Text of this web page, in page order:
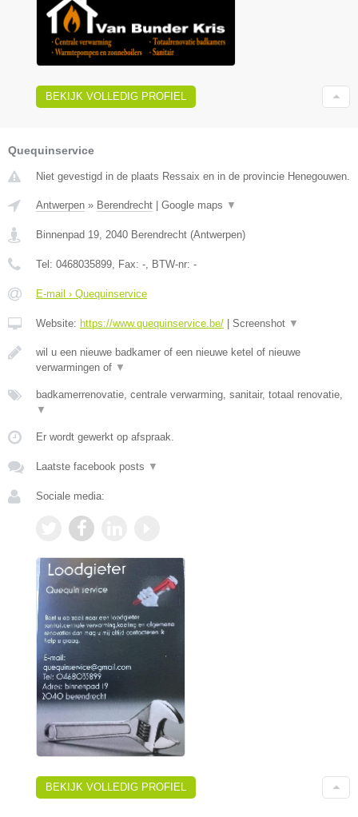
BEKIJK VOLLEDIG PROFIEL
Quequinservice
Niet gevestigd in de plaats Ressaix en in de provincie Henegouwen.
Antwerpen » Berendrecht Google maps ▼
Binnenpad 19, 2040 Berendrecht (Antwerpen)
Tel: 0468035899, Fax: -, BTW-nr: -
E-mail › Quequinservice
Website: https://www.quequinservice.be/ Screenshot ▼
wil u een nieuwe badkamer of een nieuwe ketel of nieuwe
verwarmingen of ▼
badkamerrenovatie, centrale verwarming, sanitair, totaal renovatie,
▼
Er wordt gewerkt op afspraak.
Laatste facebook posts ▼
Sociale media:
BEKIJK VOLLEDIG PROFIEL